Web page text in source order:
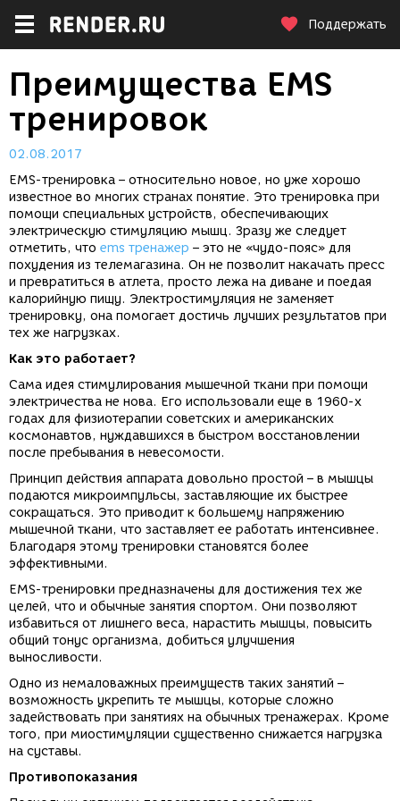
Поддержать
Преимущества EMS
тренировок
02.08.2017
EMS-тренировка – относительно новое, но уже хорошо
известное во многих странах понятие. Это тренировка при
помощи специальных устройств, обеспечивающих
электрическую стимуляцию мышц. Зразу же следует
отметить, что ems тренажер – это не «чудо-пояс» для
похудения из телемагазина. Он не позволит накачать пресс
и превратиться в атлета, просто лежа на диване и поедая
калорийную пищу. Электростимуляция не заменяет
тренировку, она помогает достичь лучших результатов при
тех же нагрузках.
Как это работает?
Сама идея стимулирования мышечной ткани при помощи
электричества не нова. Его использовали еще в 1960-х
годах для физиотерапии советских и американских
космонавтов, нуждавшихся в быстром восстановлении
после пребывания в невесомости.
Принцип действия аппарата довольно простой – в мышцы
подаются микроимпульсы, заставляющие их быстрее
сокращаться. Это приводит к большему напряжению
мышечной ткани, что заставляет ее работать интенсивнее.
Благодаря этому тренировки становятся более
эффективными.
EMS-тренировки предназначены для достижения тех же
целей, что и обычные занятия спортом. Они позволяют
избавиться от лишнего веса, нарастить мышцы, повысить
общий тонус организма, добиться улучшения
выносливости.
Одно из немаловажных преимуществ таких занятий –
возможность укрепить те мышцы, которые сложно
задействовать при занятиях на обычных тренажерах. Кроме
того, при миостимуляции существенно снижается нагрузка
на суставы.
Противопоказания